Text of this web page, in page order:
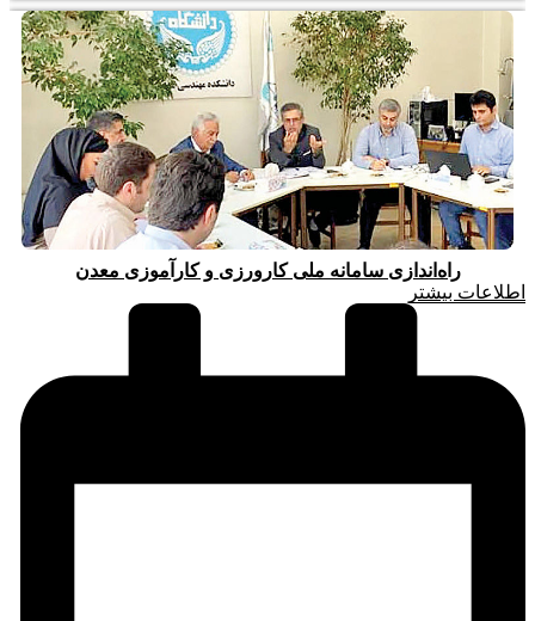
راه‌اندازی سامانه ملی کارورزی و کارآموزی معدن
اطلاعات بیشتر